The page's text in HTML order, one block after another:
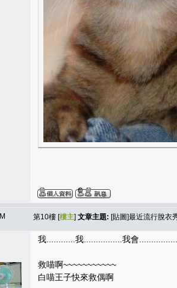
第10樓 [樓主] 文章主題: [貼圖]最近流行脫衣
我............我................我會
救喵啊~~~~~~~~~~~
白喵王子快來救偶啊